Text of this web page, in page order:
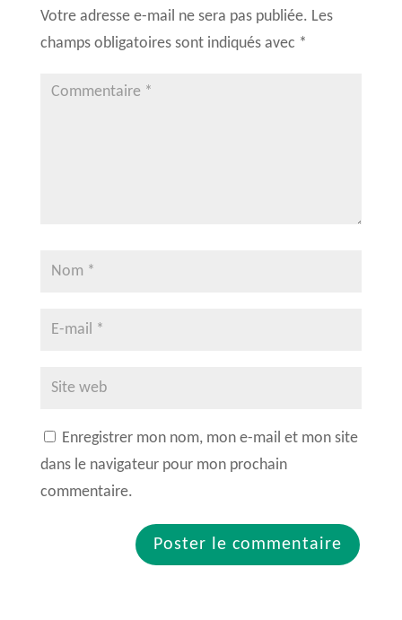
Votre adresse e-mail ne sera pas publiée. Les
champs obligatoires sont indiqués avec *
Enregistrer mon nom, mon e-mail et mon site
dans le navigateur pour mon prochain
commentaire.